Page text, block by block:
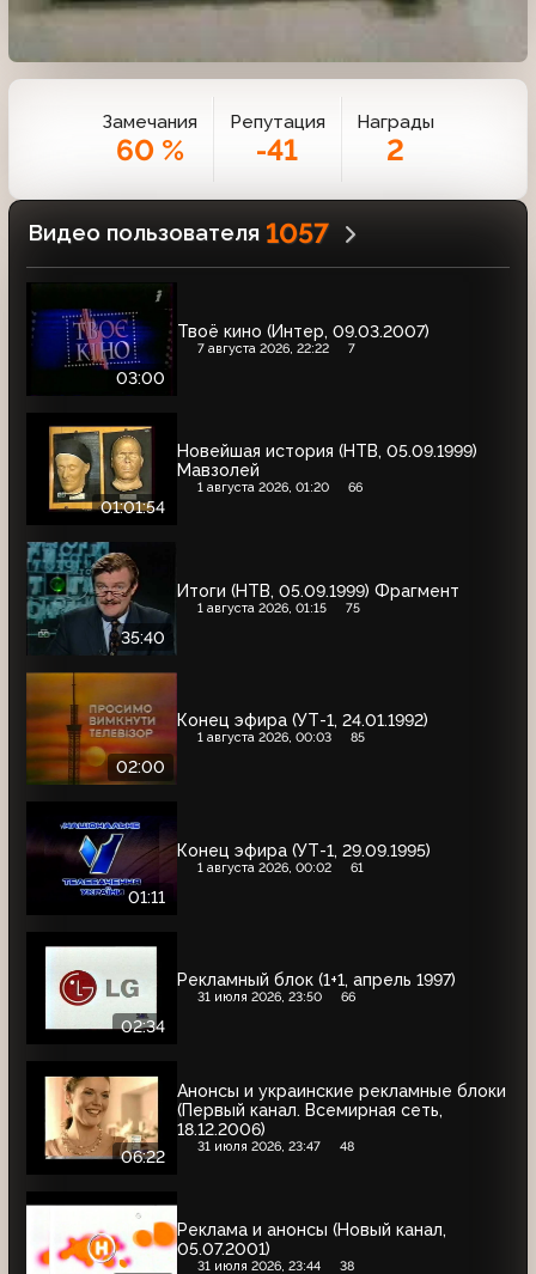
Замечания
60 %
Репутация
-41
Награды
2
Видео пользователя 1057
03:00
Твоё кино (Интер, 09.03.2007)
7 августа 2026, 22:22 7
01:01:54
Новейшая история (НТВ, 05.09.1999)
Мавзолей
1 августа 2026, 01:20 66
35:40
Итоги (НТВ, 05.09.1999) Фрагмент
1 августа 2026, 01:15 75
02:00
Конец эфира (УТ-1, 24.01.1992)
1 августа 2026, 00:03 85
01:11
Конец эфира (УТ-1, 29.09.1995)
1 августа 2026, 00:02 61
02:34
Рекламный блок (1+1, апрель 1997)
31 июля 2026, 23:50 66
06:22
Анонсы и украинские рекламные блоки
(Первый канал. Всемирная сеть,
18.12.2006)
31 июля 2026, 23:47 48
Реклама и анонсы (Новый канал,
05.07.2001)
31 июля 2026, 23:44 38